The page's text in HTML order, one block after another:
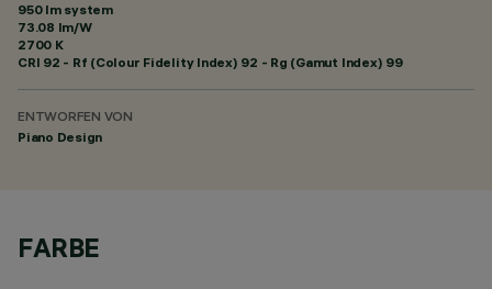
950 lm system
73.08 lm/W
2700 K
CRI 92 - Rf (Colour Fidelity Index) 92 - Rg (Gamut Index) 99
ENTWORFEN VON
Piano Design
FARBE